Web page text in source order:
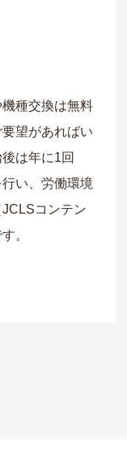
種交換は無料
望があればい
は年に1回
い、労働環境
コンテン
。